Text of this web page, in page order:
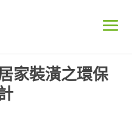
家裝潢之環保